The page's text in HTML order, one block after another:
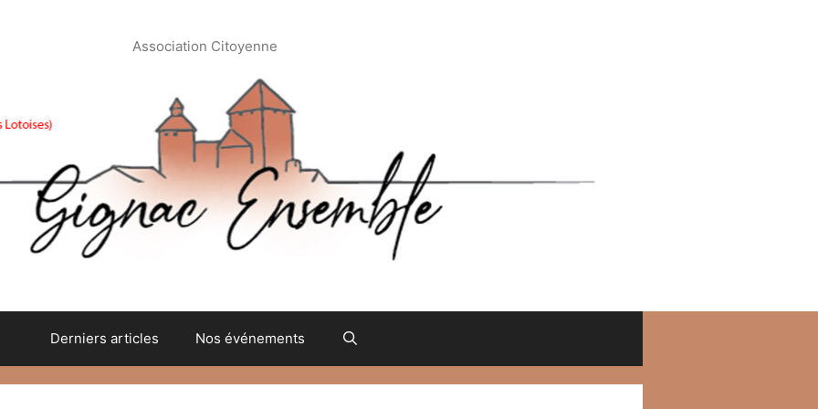
Association Citoyenne
Derniers articles Nos événements